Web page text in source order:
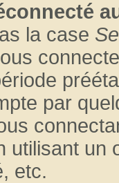
la case
par
utilisant un
etc.